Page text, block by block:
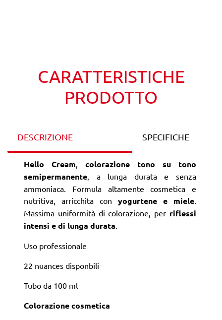
CARATTERISTICHE
PRODOTTO
DESCRIZIONE SPECIFICHE
Hello Cream, colorazione tono su tono
semipermanente, a lunga durata e senza
ammoniaca. Formula altamente cosmetica e
nutritiva, arricchita con yogurtene e miele.
Massima uniformità di colorazione, per riflessi
intensi e di lunga durata.
Uso professionale
22 nuances disponbili
Tubo da 100 ml
Colorazione cosmetica